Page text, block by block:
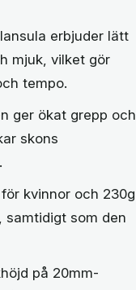
erbjuder lätt
mjuk, vilket gör
tempo.
ger ökat grepp och
skons
kvinnor och 230g
samtidigt som den
på 20mm-